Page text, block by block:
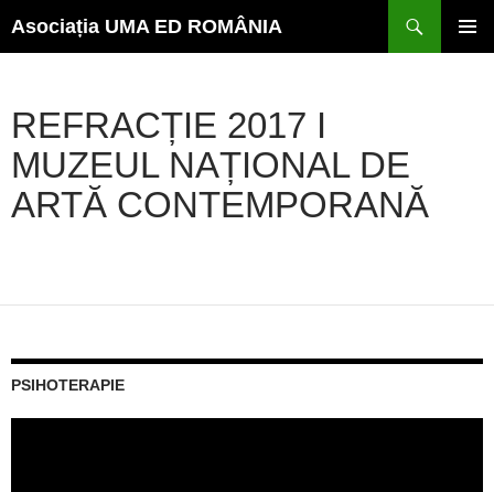
Asociația UMA ED ROMÂNIA
conținut
REFRACȚIE 2017 I
MUZEUL NAȚIONAL DE
ARTĂ CONTEMPORANĂ
PSIHOTERAPIE